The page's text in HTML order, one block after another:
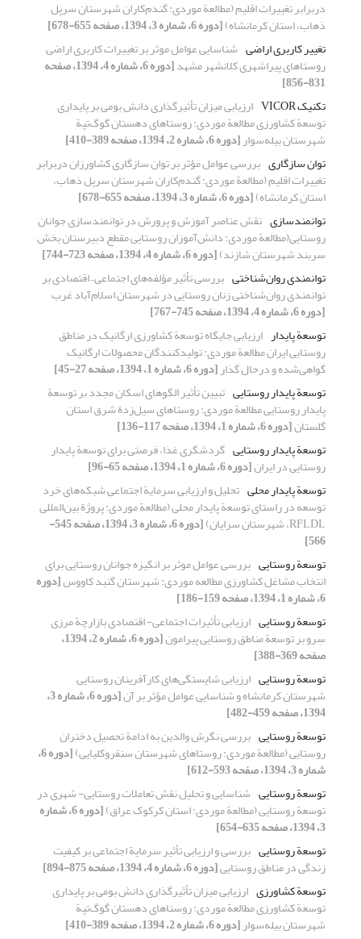
دربرابر تغییرات اقلیم (مطالعة موردی: گندم‌کاران شهرستان سرپل
ذهاب، استان کرمانشاه)[دوره 6، شماره 3، 1394، صفحه 655-678]
تغییر کاربری اراضی شناسایی عوامل موثر بر تغییرات کاربری اراضی
روستاهای پیراشهری کلانشهر مشهد [دوره 6، شماره 4، 1394، صفحه
831-856]
تکنیک VICOR
ارزیابی میزان تأثیرگذاری دانش بومی بر پایداری
توسعة کشاورزی مطالعة موردی: روستاهای دهستان گوگ‌تپة
شهرستان بیله‌سوار[دوره 6، شماره 2، 1394، صفحه 389-410]
توان سازگاری بررسی عوامل مؤثر بر توان سازگاری کشاورزان دربرابر
تغییرات اقلیم (مطالعة موردی: گندم‌کاران شهرستان سرپل ذهاب،
استان کرمانشاه)[دوره 6، شماره 3، 1394، صفحه 655-678]
توانمندسازی نقش عناصر آموزش و پرورش در توانمندسازی جوانان
روستایی(مطالعة موردی: دانش‌‌آموزان روستایی مقطع دبیرستان بخش
سربند شهرستان شازند)[دوره 6، شماره 4، 1394، صفحه 723-744]
توانمندی روان‌شناختی بررسی تأثیر مؤلفه‌های اجتماعی – اقتصادی بر
توانمندی روان‌شناختی زنان روستایی در شهرستان اسلام‌آباد غرب
[دوره 6، شماره 4، 1394، صفحه 745-767]
توسعة پایدار ارزیابی جایگاه توسعة کشاورزی ارگانیک در مناطق
روستایی ایران مطالعة موردی: تولیدکنندگان محصولات ارگانیک
گواهی‌شده و درحال گذار[دوره 6، شماره 1، 1394، صفحه 27-45]
توسعة ‌‌پایدار روستایی تبیین تأثیر الگوهای اسکان مجدد بر توسعة
‌‌پایدار روستایی مطالعة موردی: روستاهای سیل‌زدة شرق استان
گلستان[دوره 6، شماره 1، 1394، صفحه 117-136]
توسعة پایدار روستایی گردشگری غذا، فرصتی برای توسعة پایدار
روستایی در ایران[دوره 6، شماره 1، 1394، صفحه 65-96]
توسعة پایدار محلی تحلیل و ارزیابی سرمایة اجتماعی شبکه‌های خرد
توسعه در راستای توسعة پایدار محلی (مطالعة موردی: پروژة بین‌المللی
RFLDL، شهرستان سرایان) [دوره 6، شماره 3، 1394، صفحه 545-
566]
توسعة روستایی بررسی عوامل موثر بر انگیزه جوانان روستایی برای
انتخاب مشاغل کشاورزی مطالعه موردی: شهرستان گنبد کاووس[دوره
6، شماره 1، 1394، صفحه 159-186]
توسعة روستایی ارزیابی تأثیرات اجتماعی- اقتصادی بازارچة مرزی
سِرو بر توسعة مناطق روستایی پیرامون [دوره 6، شماره 2، 1394،
صفحه 369-388]
توسعة روستایی ارزیابی شایستگی‌های کارآفرینان روستایی
شهرستان کرمانشاه و شناسایی عوامل مؤثر بر آن [دوره 6، شماره 3،
1394، صفحه 459-482]
توسعة روستایی بررسی نگرش والدین به ادامة تحصیل دختران
روستایی (مطالعة موردی: روستاهای شهرستان سنقروکلیایی) [دوره 6،
شماره 3، 1394، صفحه 593-612]
توسعة روستایی شناسایی و تحلیل نقش تعاملات روستایی- شهری در
توسعة روستایی (مطالعة موردی: استان کرکوک عراق) [دوره 6، شماره
3، 1394، صفحه 635-654]
توسعة روستایی بررسی و ارزیابی تأثیر سرمایة اجتماعی بر کیفیت
زندگی در مناطق روستایی[دوره 6، شماره 4، 1394، صفحه 875-894]
توسعة کشاورزی ارزیابی میزان تأثیرگذاری دانش بومی بر پایداری
توسعة کشاورزی مطالعة موردی: روستاهای دهستان گوگ‌تپة
شهرستان بیله‌سوار[دوره 6، شماره 2، 1394، صفحه 389-410]